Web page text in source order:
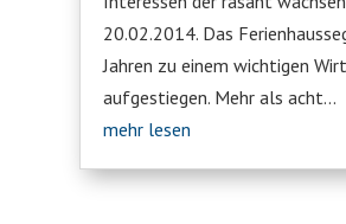
20.02.2014. Das
Jahren zu einem wichtigen
aufgestiegen. Mehr als acht...
mehr lesen